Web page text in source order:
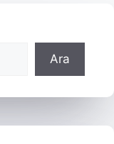
Ara